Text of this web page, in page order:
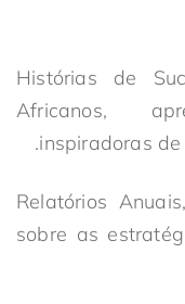
• Histórias de
Africanos,
inspiradoras de
• Relatórios
sobre as